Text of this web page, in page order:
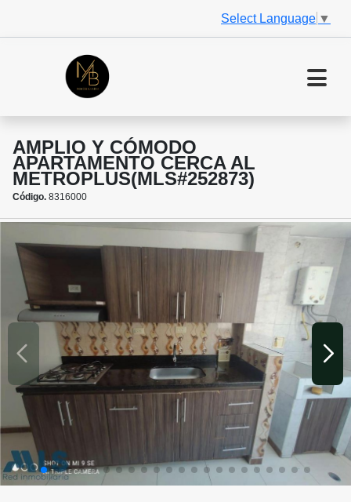
Select Language ▼
AMPLIO Y CÓMODO
APARTAMENTO CERCA AL
METROPLUS(MLS#252873)
Código. 8316000